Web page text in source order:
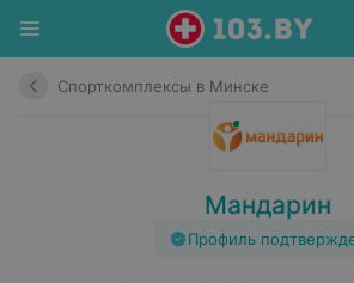
Спорткомплексы в Минске
Мандарин
Профиль